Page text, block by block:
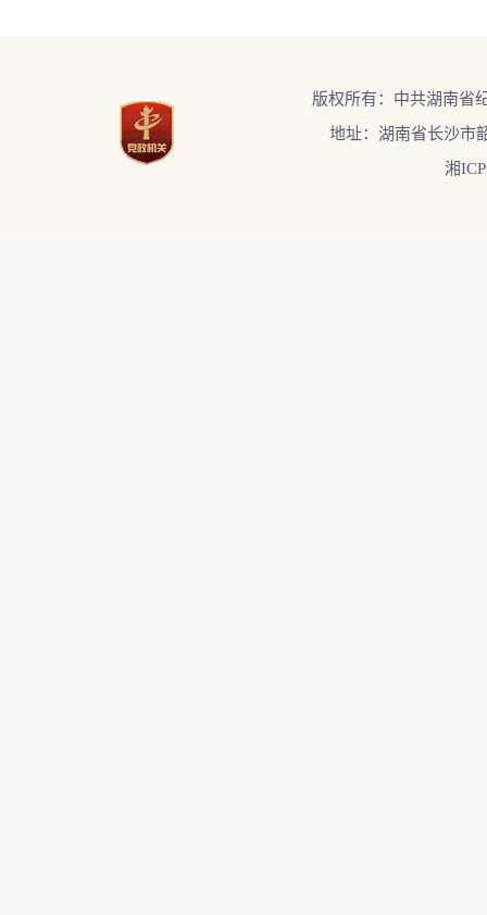
版权所有：中共湖南省
地址：湖南省长沙市
湘